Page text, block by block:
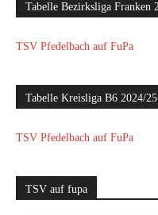
Tabelle Bezirksliga Franken
TSV Pfedelbach auf FuPa
Tabelle Kreisliga B6 2024/25
TSV Pfedelbach auf FuPa
TSV auf fupa